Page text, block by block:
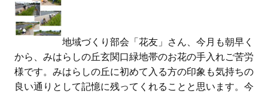
地域づくり部会「花友」さん、今月も朝早く
から、みはらしの丘玄関口緑地帯のお花の手入れご苦労
様です。みはらしの丘に初めて入る方の印象も気持ちの
良い通りとして記憶に残ってくれることと思います。今